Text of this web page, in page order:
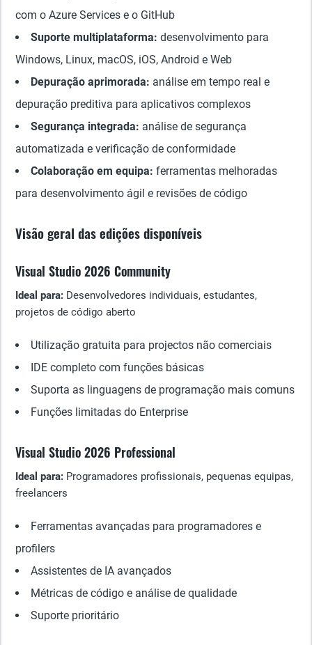
com o Azure Services e o GitHub
Suporte multiplataforma: desenvolvimento para
Windows, Linux, macOS, iOS, Android e Web
Depuração aprimorada: análise em tempo real e
depuração preditiva para aplicativos complexos
Segurança integrada: análise de segurança
automatizada e verificação de conformidade
Colaboração em equipa: ferramentas melhoradas
para desenvolvimento ágil e revisões de código
Visão geral das edições disponíveis
Visual Studio 2026 Community
Ideal para: Desenvolvedores individuais, estudantes,
projetos de código aberto
Utilização gratuita para projectos não comerciais
IDE completo com funções básicas
Suporta as linguagens de programação mais comuns
Funções limitadas do Enterprise
Visual Studio 2026 Professional
Ideal para: Programadores profissionais, pequenas equipas,
freelancers
Ferramentas avançadas para programadores e
profilers
Assistentes de IA avançados
Métricas de código e análise de qualidade
Suporte prioritário